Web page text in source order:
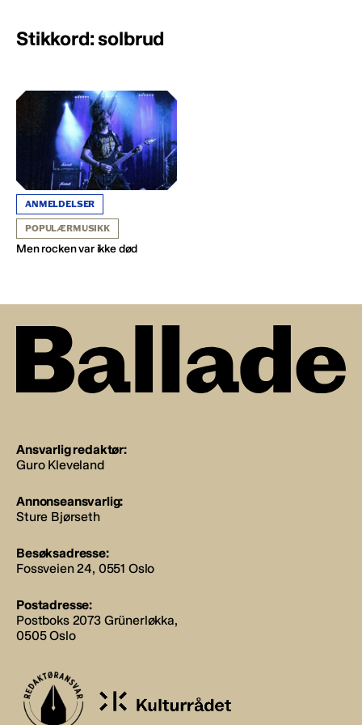
Stikkord: solbrud
ANMELDELSER
POPULÆRMUSIKK
Men rocken var ikke død
Ansvarlig redaktør:
Guro Kleveland
Annonseansvarlig:
Sture Bjørseth
Besøksadresse:
Fossveien 24, 0551 Oslo
Postadresse:
Postboks 2073 Grünerløkka,
0505 Oslo